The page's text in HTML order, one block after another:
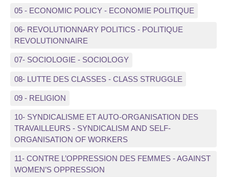
05 - ECONOMIC POLICY - ECONOMIE POLITIQUE
06- REVOLUTIONNARY POLITICS - POLITIQUE
REVOLUTIONNAIRE
07- SOCIOLOGIE - SOCIOLOGY
08- LUTTE DES CLASSES - CLASS STRUGGLE
09 - RELIGION
10- SYNDICALISME ET AUTO-ORGANISATION DES
TRAVAILLEURS - SYNDICALISM AND SELF-
ORGANISATION OF WORKERS
11- CONTRE L’OPPRESSION DES FEMMES - AGAINST
WOMEN’S OPPRESSION